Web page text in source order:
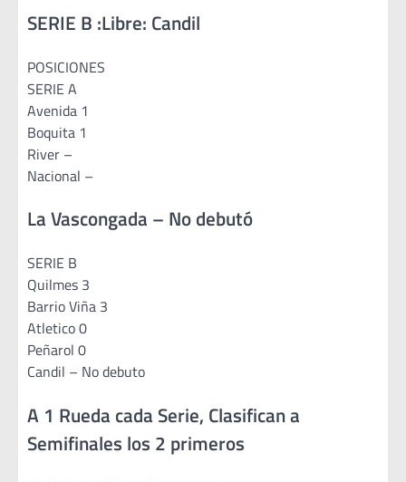
SERIE B :Libre: Candil
POSICIONES
SERIE A
Avenida 1
Boquita 1
River –
Nacional –
La Vascongada – No debutó
SERIE B
Quilmes 3
Barrio Viña 3
Atletico 0
Peñarol 0
Candil – No debuto
A 1 Rueda cada Serie, Clasifican a
Semifinales los 2 primeros